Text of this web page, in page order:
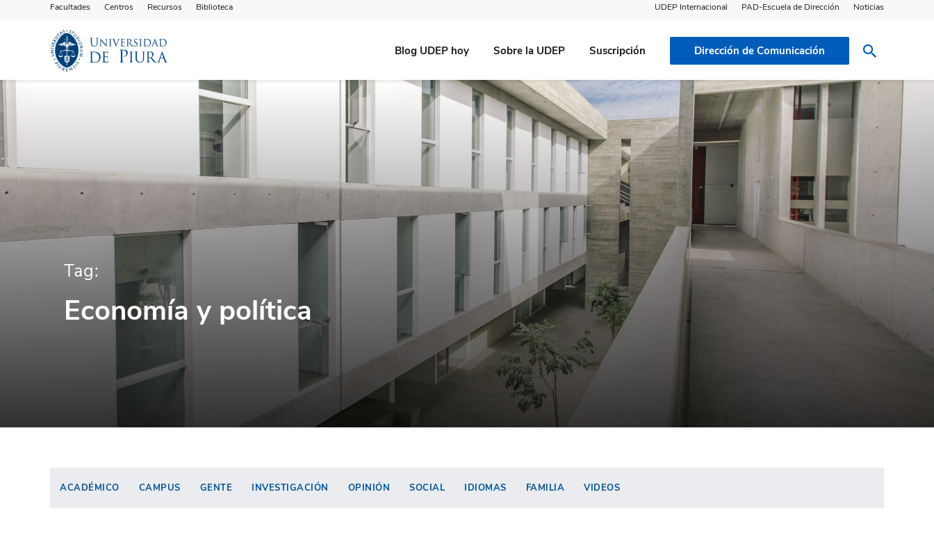
Facultades Centros Recursos Biblioteca UDEP Internacional PAD-Escuela de Dirección Noticias
Blog UDEP hoy Sobre la UDEP Suscripción Dirección de Comunicación
Tag:
Economía y política
ACADÉMICO CAMPUS GENTE INVESTIGACIÓN OPINIÓN SOCIAL IDIOMAS FAMILIA VIDEOS